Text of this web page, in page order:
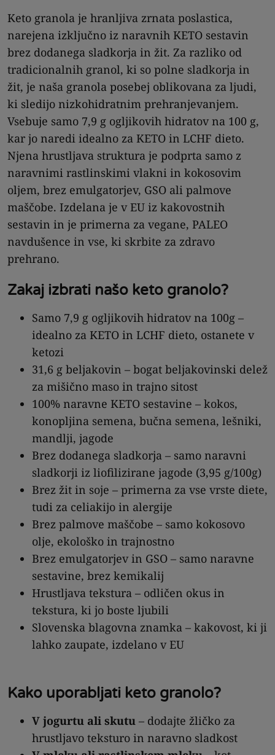
Keto granola je hranljiva zrnata poslastica,
narejena izključno iz naravnih KETO sestavin
brez dodanega sladkorja in žit. Za razliko od
tradicionalnih granol, ki so polne sladkorja in
žit, je naša granola posebej oblikovana za ljudi,
ki sledijo nizkohidratnim prehranjevanjem.
Vsebuje samo 7,9 g ogljikovih hidratov na 100 g,
kar jo naredi idealno za KETO in LCHF dieto.
Njena hrustljava struktura je podprta samo z
naravnimi rastlinskimi vlakni in kokosovim
oljem, brez emulgatorjev, GSO ali palmove
maščobe. Izdelana je v EU iz kakovostnih
sestavin in je primerna za vegane, PALEO
navdušence in vse, ki skrbite za zdravo
prehrano.
Zakaj izbrati našo keto granolo?
Samo 7,9 g ogljikovih hidratov na 100g –
idealno za KETO in LCHF dieto, ostanete v
ketozi
31,6 g beljakovin – bogat beljakovinski delež
za mišično maso in trajno sitost
100% naravne KETO sestavine – kokos,
konopljina semena, bučna semena, lešniki,
mandlji, jagode
Brez dodanega sladkorja – samo naravni
sladkorji iz liofilizirane jagode (3,95 g/100g)
Brez žit in soje – primerna za vse vrste diete,
tudi za celiakijo in alergije
Brez palmove maščobe – samo kokosovo
olje, ekološko in trajnostno
Brez emulgatorjev in GSO – samo naravne
sestavine, brez kemikalij
Hrustljava tekstura – odličen okus in
tekstura, ki jo boste ljubili
Slovenska blagovna znamka – kakovost, ki ji
lahko zaupate, izdelano v EU
Kako uporabljati keto granolo?
V jogurtu ali skutu – dodajte žličko za
hrustljavo teksturo in naravno sladkost